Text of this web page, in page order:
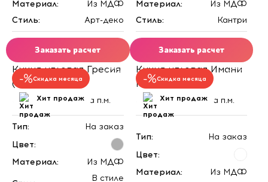
Материал:
Из МДФ
Стиль:
Арт-деко
Заказать расчет
Материал:
Из МДФ
Стиль:
Кантри
Заказать расчет
Скидка месяца
Хит продаж
Кухня угловая Гресия
(серая)
от 35 000 ₽ за п.м.
Тип:
На заказ
Цвет:
Материал:
Из МДФ
В стиле
Скидка месяца
Хит продаж
Кухня угловая Имани
Минимализм
от 34 000 ₽ за п.м.
Тип:
На заказ
Цвет:
Материал:
Из МДФ